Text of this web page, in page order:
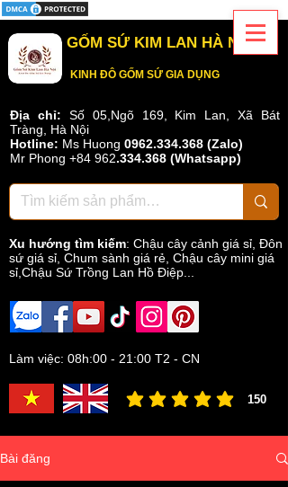
GỐM SỨ KIM LAN HÀ NỘI
KINH ĐÔ GỐM SỨ GIA DỤNG
Địa chỉ: Số 05,Ngõ 169, Kim Lan, Xã Bát
Tràng, Hà Nội
Hotline: Ms Huong 0962.334.368 (Zalo)
Mr Phong +84 962.334.368 (Whatsapp)
Xu hướng tìm kiếm: Chậu cây cảnh giá sỉ Đôn
sứ giá sỉ Chum sành giá rẻ Chậu cây mini giá
sỉ,Chậu Sứ Trồng Lan Hồ Điệp...
Làm việc: 08h:00 - 21:00 T2 - CN
150
đánh giá trung bình là 3 /5,
Bài đăng